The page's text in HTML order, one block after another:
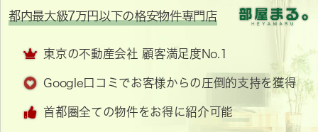
都内最大級7万円以下の格安物件専門店
東京の不動産会社 顧客満足度No.1
Google口コミでお客様からの圧倒的支持を獲得
首都圏全ての物件をお得に紹介可能